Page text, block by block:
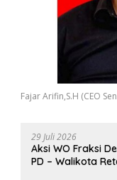
Fajar Arifin,S.H (CEO
29 Juli 2026
Aksi WO Fraksi
PD – Walikota